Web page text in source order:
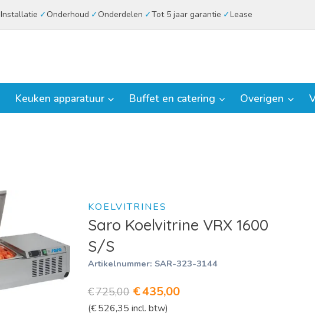
Installatie Onderhoud Onderdelen Tot 5 jaar garantie Lease
Keuken apparatuur Buffet en catering Overigen
KOELVITRINES
Saro Koelvitrine VRX 1600
S/S
Artikelnummer: SAR-323-3144
€725,00 Oorspronkelijke
prijs
€435,00Huidige
(€ 526,35 incl. btw)